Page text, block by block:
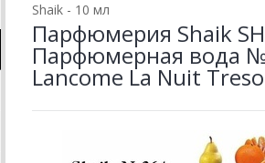
Shaik - 10 мл
Парфюмерия Shaik
Парфюмерная вода
Lancome La Nuit